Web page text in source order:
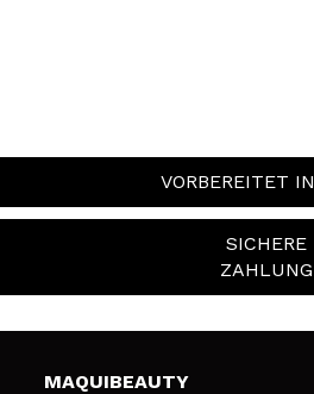
VORBEREITET IN
SICHERE
ZAHLUNG
MAQUIBEAUTY